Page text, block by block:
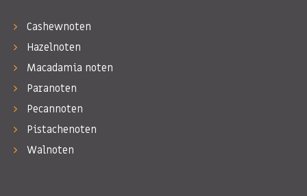
Cashewnoten
Hazelnoten
Macadamia noten
Paranoten
Pecannoten
Pistachenoten
Walnoten